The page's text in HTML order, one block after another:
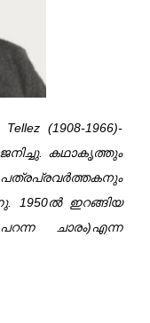
(1908-1966)-
കഥാകൃത്തും
1950ൽ ഇറങ്ങിയ
ചാരം)എന്ന